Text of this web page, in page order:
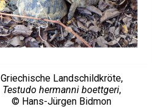
Griechische Landschildkröte,
Testudo hermanni boettgeri,
© Hans-Jürgen Bidmon